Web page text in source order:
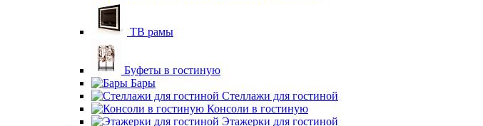
ТВ рамы
Буфеты в гостиную
Бары
Стеллажи для гостиной
Консоли в гостиную
Этажерки для гостиной